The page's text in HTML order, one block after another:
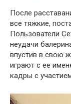
После
все тяжкие,
Пользователи
неудачи
впустив в свою
играют с ее
кадры с